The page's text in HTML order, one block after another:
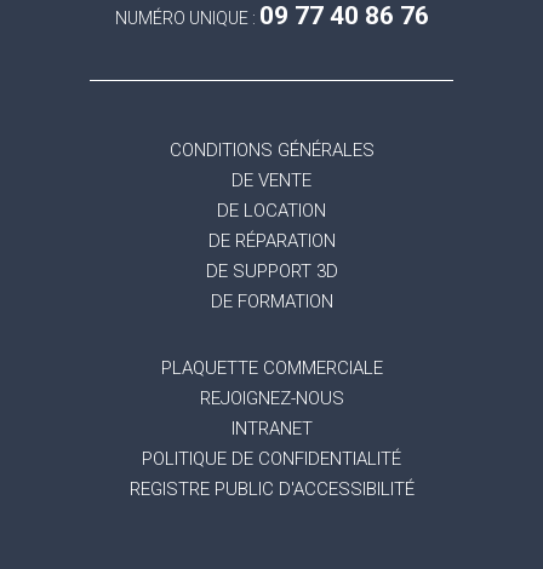
NUMÉRO UNIQUE : 09 77 40 86 76
CONDITIONS GÉNÉRALES
DE VENTE
DE LOCATION
DE RÉPARATION
DE SUPPORT 3D
DE FORMATION
PLAQUETTE COMMERCIALE
REJOIGNEZ-NOUS
INTRANET
POLITIQUE DE CONFIDENTIALITÉ
REGISTRE PUBLIC D'ACCESSIBILITÉ